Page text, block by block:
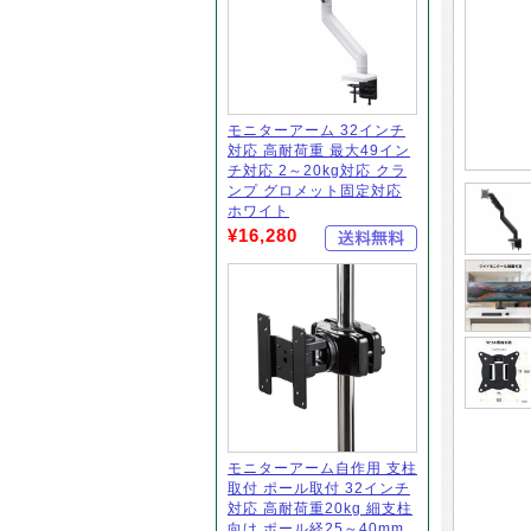
モニターアーム 32インチ
対応 高耐荷重 最大49イン
チ対応 2～20kg対応 クラ
ンプ グロメット固定対応
ホワイト
¥16,280
モニターアーム自作用 支柱
取付 ポール取付 32インチ
対応 高耐荷重20kg 細支柱